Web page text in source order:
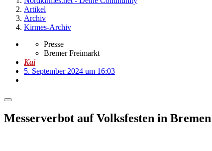
Artikel
Archiv
Kirmes-Archiv
Presse
Bremer Freimarkt
Kai
5. September 2024 um 16:03
Messerverbot auf Volksfesten in